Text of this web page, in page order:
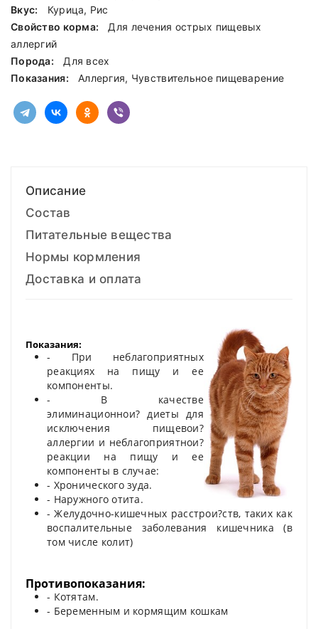
Вкус:
Курица, Рис
Свойство корма:
Для лечения острых пищевых
аллергий
Порода:
Для всех
Показания:
Аллергия, Чувствительное пищеварение
Описание
Состав
Питательные вещества
Нормы кормления
Доставка и оплата
Показания:
- При неблагоприятных
реакциях на пищу и ее
компоненты.
- В качестве
элиминационнои? диеты для
исключения пищевои?
аллергии и неблагоприятнои?
реакции на пищу и ее
компоненты в случае:
- Хронического зуда.
- Наружного отита.
- Желудочно-кишечных расстрои?ств, таких как
воспалительные заболевания кишечника (в
том числе колит)
Противопоказания:
- Котятам.
- Беременным и кормящим кошкам